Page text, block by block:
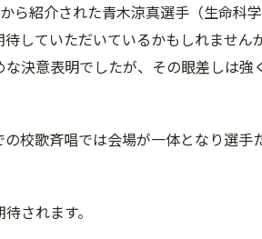
ら紹介された青木涼真選手（生命科
していただいているかもしれません
決意表明でしたが、その眼差しは強
校歌斉唱では会場が一体となり選手
されます。